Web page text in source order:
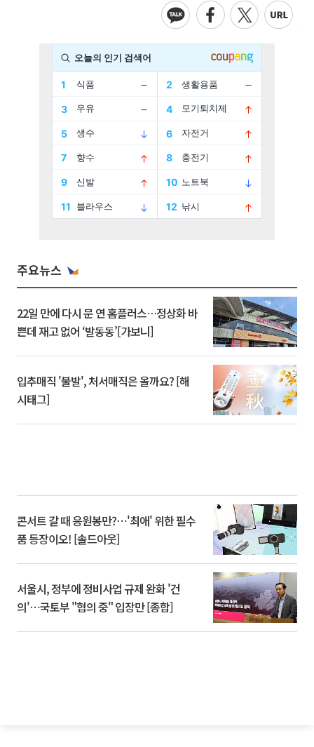
주요뉴스
22일 만에 다시 문 연 홈플러스…정상화 바
쁜데 재고 없어 ‘발동동’[가보니]
입추매직 '불발', 처서매직은 올까요? [해
시태그]
콘서트 갈 때 응원봉만?⋯'최애' 위한 필수
품 등장이오! [솔드아웃]
서울시, 정부에 정비사업 규제 완화 '건
의'⋯국토부 "협의 중" 입장만 [종합]